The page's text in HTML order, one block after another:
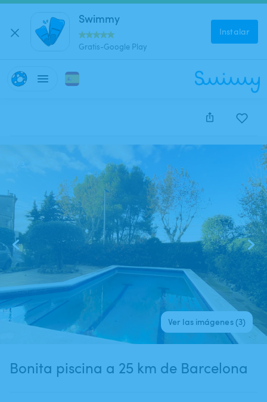
Swimmy
Gratis-Google Play
Instalar
Este anuncio está cerrado y no se puede reservar.
Ver las imágenes (3)
Bonita piscina a 25 km de Barcelona